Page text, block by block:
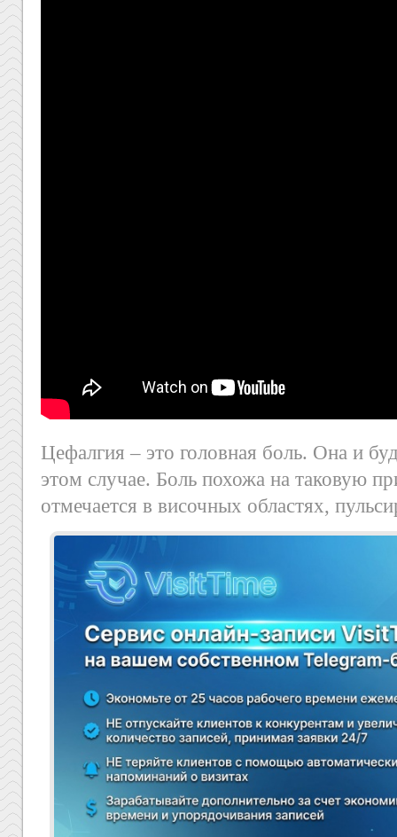
Цефалгия – это головная боль. Она и
этом случае. Боль похожа на таковую
отмечается в височных областях,